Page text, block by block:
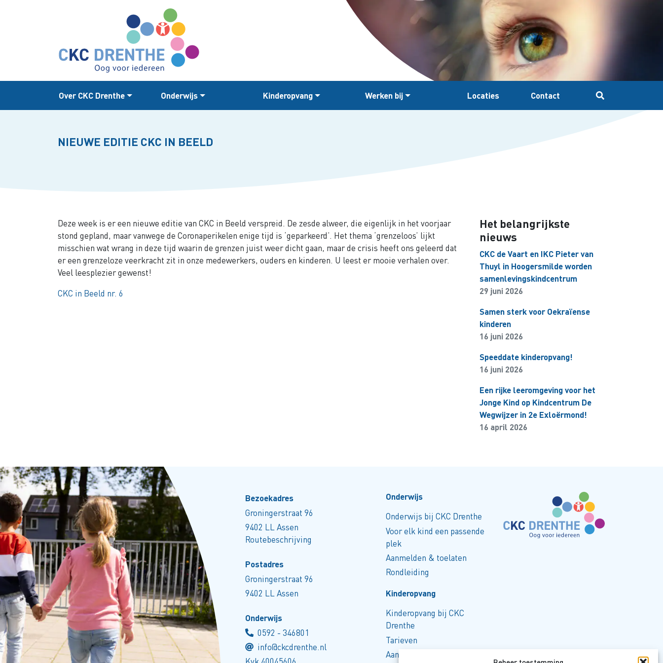
Over CKC Drenthe Onderwijs Kinderopvang Werken bij Locaties Contact
NIEUWE EDITIE CKC IN BEELD
Deze week is er een nieuwe editie van CKC in Beeld verspreid. De zesde alweer, die eigenlijk in het voorjaar
stond gepland, maar vanwege de Coronaperikelen enige tijd is ‘geparkeerd’. Het thema ‘grenzeloos’ lijkt
misschien wat wrang in deze tijd waarin de grenzen juist weer dicht gaan, maar de crisis heeft ons geleerd dat
er een grenzeloze veerkracht zit in onze medewerkers, ouders en kinderen. U leest er mooie verhalen over.
Veel leesplezier gewenst!
CKC in Beeld nr. 6
Het belangrijkste
nieuws
CKC de Vaart en IKC Pieter van
Thuyl in Hoogersmilde worden
samenlevingskindcentrum
29 juni 2026
Samen sterk voor Oekraïense
kinderen
16 juni 2026
Speeddate kinderopvang!
16 juni 2026
Een rijke leeromgeving voor het
Jonge Kind op Kindcentrum De
Wegwijzer in 2e Exloërmond!
16 april 2026
Bezoekadres
Groningerstraat 96
9402 LL Assen
Routebeschrijving
Postadres
Groningerstraat 96
9402 LL Assen
Onderwijs
0592 - 346801
info@ckcdrenthe.nl
Onderwijs
Onderwijs bij CKC Drenthe
Voor elk kind een passende
plek
Aanmelden & toelaten
Rondleiding
Kinderopvang
Kinderopvang bij CKC
Drenthe
Tarieven
Aanmelden